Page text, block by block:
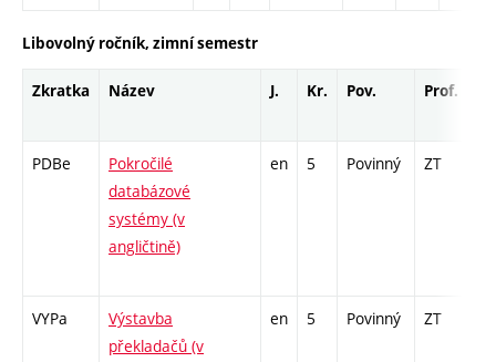
Libovolný ročník, zimní semestr
Zkratka Název J. Kr. Pov. Prof.
PDBe
Pokročilé
databázové
systémy (v
angličtině)
en 5 Povinný ZT
VYPa
Výstavba
překladačů (v
en 5 Povinný ZT